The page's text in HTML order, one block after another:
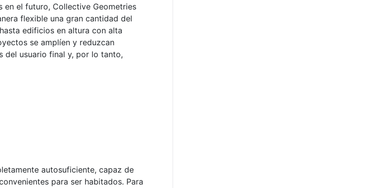
el futuro, Collective Geometries
flexible una gran cantidad del
edificios en altura con alta
se amplíen y reduzcan
del usuario final y, por lo tanto,
autosuficiente, capaz de
para ser habitados. Para